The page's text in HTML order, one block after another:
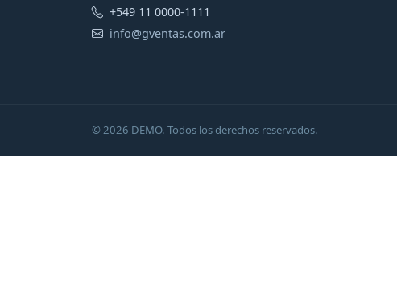
+549 11 0000-1111
info@gventas.com.ar
© 2026 DEMO. Todos los derechos reservados.